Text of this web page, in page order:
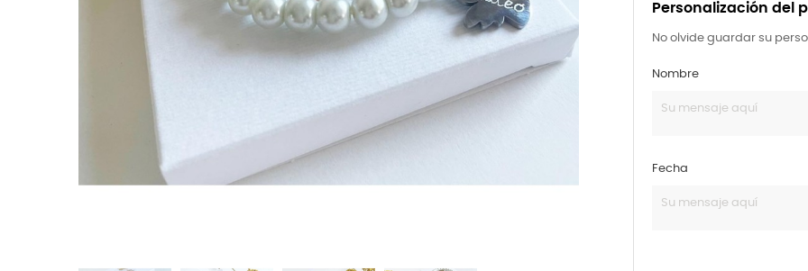
Personalización del
No olvide guardar su
Nombre
Fecha